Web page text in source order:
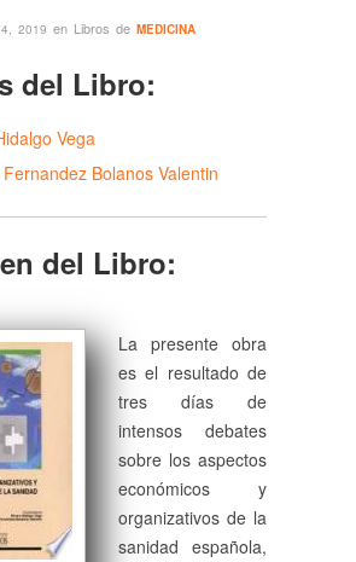
2019 en Libros de MEDICINA
del Libro:
Vega
Bolanos Valentin
del Libro:
La presente obra
es el resultado de
tres días de
intensos debates
sobre los aspectos
económicos y
organizativos de la
sanidad española,